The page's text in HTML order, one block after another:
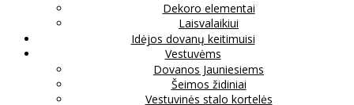
Dekoro elementai
Laisvalaikiui
Idėjos dovanų keitimuisi
Vestuvėms
Dovanos Jauniesiems
Šeimos židiniai
Vestuvinės stalo kortelės